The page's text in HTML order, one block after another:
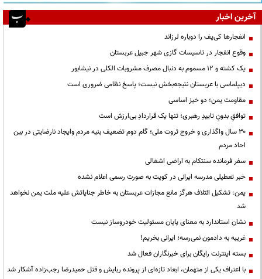
آخرین اخبار
انفجارها کی‌یف را دوباره لرزاند
وقوع انفجار در تاسیسات گازی شهر جبیل عربستان
یک کشته و ۱۲ مسموم به دنبال مصرف مشروبات الکلی در نیشابور
دیپلماسی با عربستان نتیجه‌بخش نیست؛ پاسخ نظامی ضروری است
مقاومت یمن؛ دو خیز اساسی
توافقِ بدونِ تاییدِ رهبری؛ تنها یک قراردادِ بی‌ارزش است
۳۰ سال واگذاری و خروج ثروت ملی؛ گام دوم تضعیف بنیه مردم وایجاد نارضایتی در بین
احاد مردم
سفر فرمانده سنتکام به اراضی اشغالی
خبر تعطیلی مدرسه ایرانی در کویت به صورت رسمی اعلام نشده
یمن: تشکیل ائتلاف هرگز مانع مجازات عربستان به خاطر جنایاتش علیه ملت یمن نخواهد
شد
نشان استاندارد به معنای پایان مسئولیت خودروساز نیست
غریبه به دادمون نمی‌رسه؛ ایرانی بخریم!
بسته اینترنت رایگان برای خبرنگاران فعال شد
با اعتراف یکی از متهمان، ابعاد تازه‌ای از پرونده ربایش و قتل حمیدرضا رجب‌زاده آشکار شد